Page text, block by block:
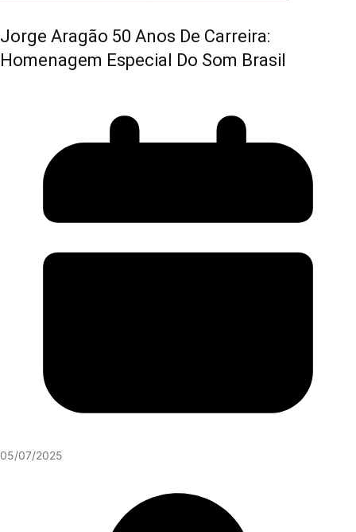
Jorge Aragão 50 Anos De Carreira:
Homenagem Especial Do Som Brasil
05/07/2025